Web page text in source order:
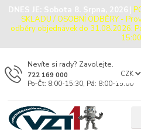
DNES JE: Sobota 8. Srpna, 2026 |
SKLADU / OSOBNÍ ODBĚRY -
odběry objednávek do 31.08.2026:
15:00
CZK
Nevíte si rady? Zavolejte.
722 169 000
Po-Čt: 8:00-15:30, Pá: 8:00-15:00